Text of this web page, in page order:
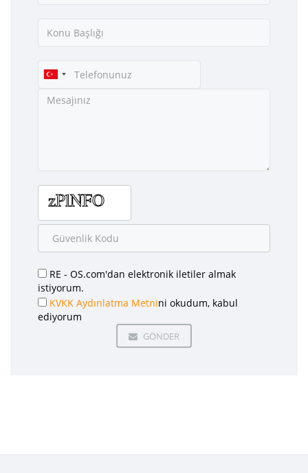
RE - OS.com'dan elektronik iletiler almak
istiyorum.
KVKK Aydınlatma Metnini okudum, kabul
ediyorum
GÖNDER